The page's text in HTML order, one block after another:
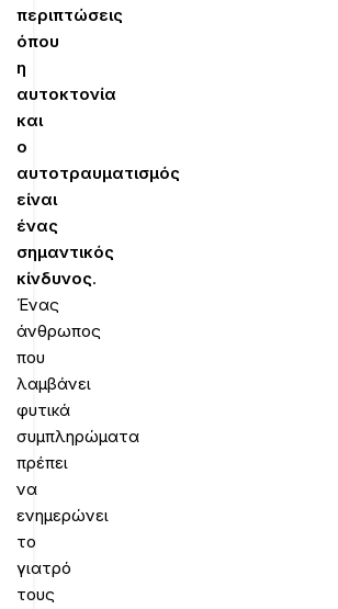
περιπτώσεις
όπου
η
αυτοκτονία
και
ο
αυτοτραυματισμός
είναι
ένας
σημαντικός
κίνδυνος.
Ένας
άνθρωπος
που
λαμβάνει
φυτικά
συμπληρώματα
πρέπει
να
ενημερώνει
το
γιατρό
τους